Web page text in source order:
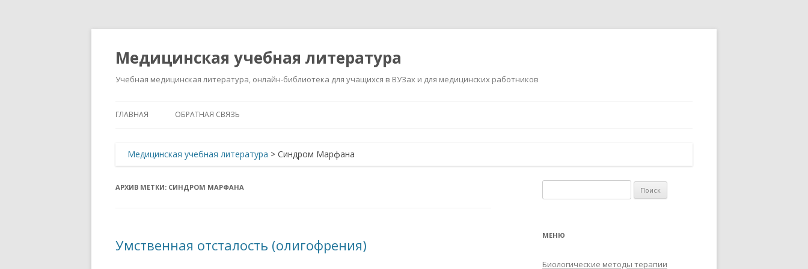
Медицинская учебная литература
Учебная медицинская литература, онлайн-библиотека для учащихся в ВУЗах и для медицинских работников
ГЛАВНАЯ ОБРАТНАЯ СВЯЗЬ
Медицинская учебная литература > Синдром Марфана
АРХИВ МЕТКИ: СИНДРОМ МАРФАНА
Умственная отсталость (олигофрения)
МЕНЮ
Биологические методы терапии